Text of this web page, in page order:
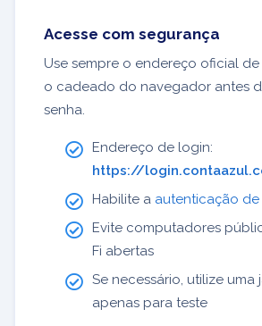
Acesse com segurança
Use sempre o endereço oficial
o cadeado do navegador antes
senha.
Endereço de login:
https://
Habilite a autenticação
Evite computadores
Fi abertas
Se necessário, utilize uma
apenas para teste